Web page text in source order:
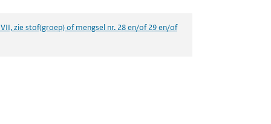
zie stof(groep) of mengsel nr. 28 en/of 29 en/of